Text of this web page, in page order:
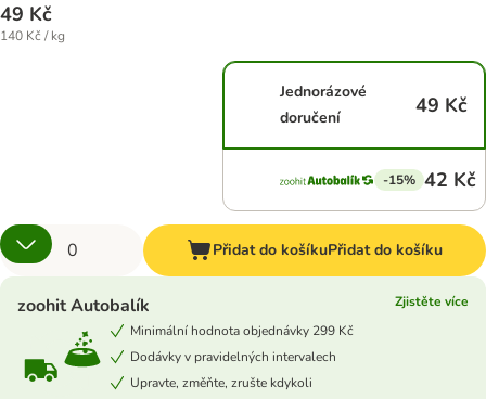
49 Kč
140 Kč / kg
Jednorázové
doručení
49 Kč
-15% 42 Kč
Přidat do košíkuPřidat do košíku
zoohit Autobalík
Zjistěte více
Minimální hodnota objednávky 299 Kč
Dodávky v pravidelných intervalech
Upravte, změňte, zrušte kdykoli